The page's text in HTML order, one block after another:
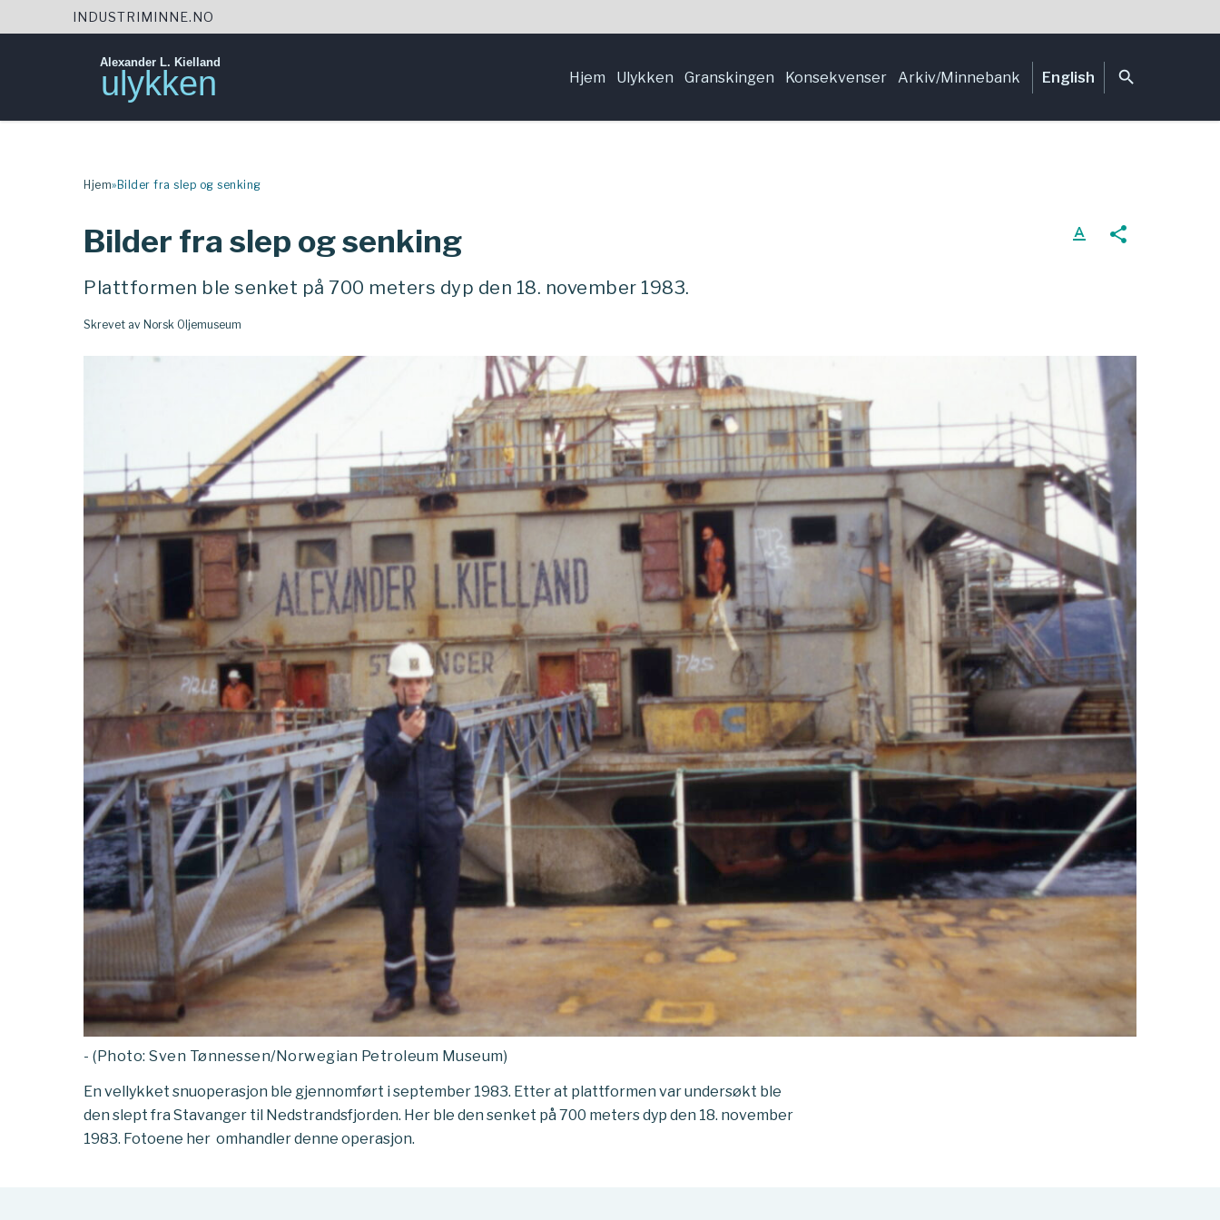
Skip
INDUSTRIMINNE.NO
Alexander L. Kielland
ulykken Hjem Ulykken Granskingen Konsekvenser Arkiv/Minnebank English search
Hjem» Bilder fra slep og senking
Bilder fra slep og senking text_format share
Plattformen ble senket på 700 meters dyp den 18. november 1983.
Skrevet av Norsk Oljemuseum
- (Photo: Sven Tønnessen/Norwegian Petroleum Museum)
En vellykket snuoperasjon ble gjennomført i september 1983. Etter at plattformen var undersøkt ble
den slept fra Stavanger til Nedstrandsfjorden. Her ble den senket på 700 meters dyp den 18. november
1983. Fotoene her omhandler denne operasjon.